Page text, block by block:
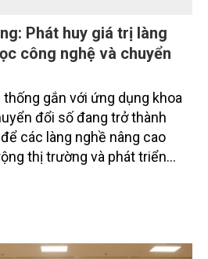
Phát huy giá trị làng
công nghệ và chuyển
gắn với ứng dụng khoa
đổi số đang trở thành
các làng nghề nâng cao
Phù Lãng, xã Phù Lãng, tỉnh
và cơ sở sản xuất đã
đầu tư công nghệ, xây